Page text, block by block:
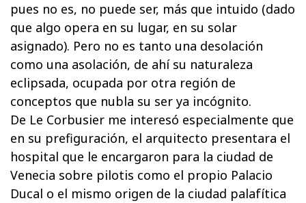
pues no es, no puede ser, más que intuido (dado
que algo opera en su lugar, en su solar
asignado). Pero no es tanto una desolación
como una asolación, de ahí su naturaleza
eclipsada, ocupada por otra región de
conceptos que nubla su ser ya incógnito.
De Le Corbusier me interesó especialmente que
en su prefiguración, el arquitecto presentara el
hospital que le encargaron para la ciudad de
Venecia sobre pilotis como el propio Palacio
Ducal o el mismo origen de la ciudad palafítica